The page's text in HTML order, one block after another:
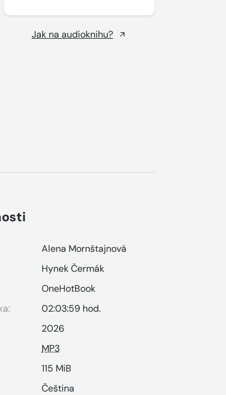
Jak na audioknihu?
Alena Mornštajnová
Hynek Čermák
OneHotBook
02:03:59 hod.
2026
MP3
115 MiB
Čeština